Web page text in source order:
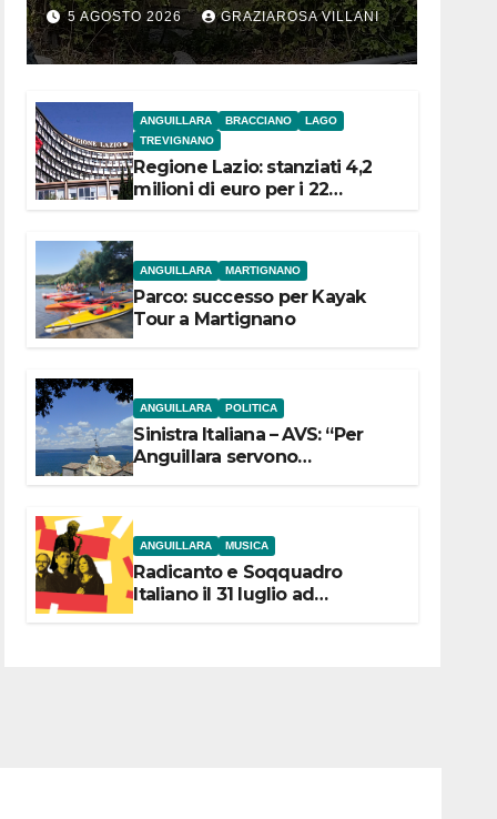
5 AGOSTO 2026 GRAZIAROSA VILLANI
ANGUILLARA BRACCIANO
LAGO
TREVIGNANO
Regione Lazio: stanziati 4,2
milioni di euro per i 22
ANGUILLARA MARTIGNANO
Parco: successo per Kayak
Tour a Martignano
ANGUILLARA POLITICA
Sinistra Italiana – AVS: “Per
Anguillara servono
ANGUILLARA MUSICA
Radicanto e Soqquadro
Italiano il 31 luglio ad